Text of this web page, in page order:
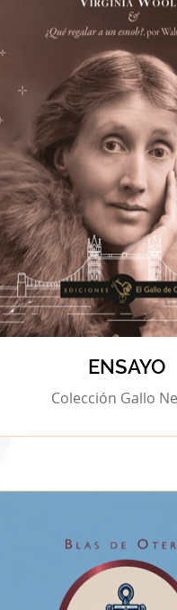
ENSAYO
Colección Gallo